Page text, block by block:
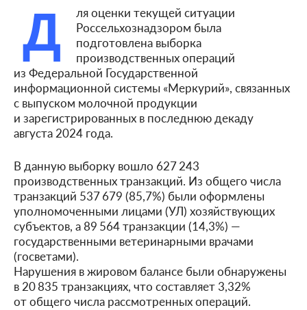
Д
ля оценки текущей ситуации
Россельхознадзором была
подготовлена выборка
производственных операций
из Федеральной Государственной
информационной системы «Меркурий», связанных
с выпуском молочной продукции
и зарегистрированных в последнюю декаду
августа 2024 года.
В данную выборку вошло 627 243
производственных транзакций. Из общего числа
транзакций 537 679 (85,7%) были оформлены
уполномоченными лицами (УЛ) хозяйствующих
субъектов, а 89 564 транзакции (14,3%) —
государственными ветеринарными врачами
(госветами).
Нарушения в жировом балансе были обнаружены
в 20 835 транзакциях, что составляет 3,32%
от общего числа рассмотренных операций.